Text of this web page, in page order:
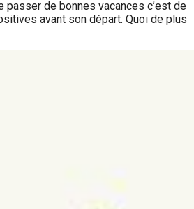
passer de bonnes vacances c’est de
avant son départ. Quoi de plus